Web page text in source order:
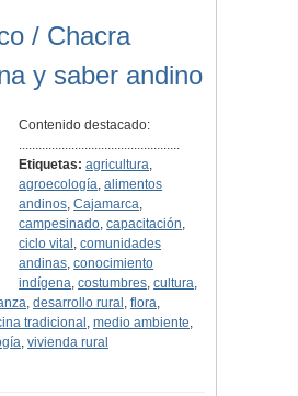
/ Chacra
y saber andino
Contenido destacado:
.................................................
Etiquetas: agricultura,
agroecología,alimentos
andinos,Cajamarca,
campesinado,capacitación,
ciclo vital ,comunidades
andinas,conocimiento
indígena,costumbres,cultura,
, desarrollo rural , flora,
tradicional , medio ambiente,
, vivienda rural